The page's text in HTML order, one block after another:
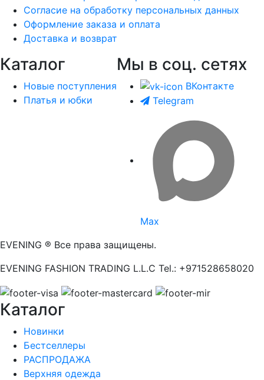
Согласие на обработку персональных данных
Оформление заказа и оплата
Доставка и возврат
Каталог
Новые поступления
Платья и юбки
Мы в соц. сетях
ВКонтакте
Telegram
Max
EVENING ® Все права защищены.
EVENING FASHION TRADING L.L.C Tel.: +971528658020
Каталог
Новинки
Бестселлеры
РАСПРОДАЖА
Верхняя одежда